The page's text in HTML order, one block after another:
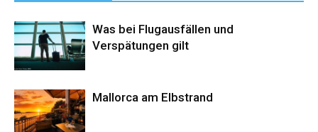
Was bei Flugausfällen und
Verspätungen gilt
Mallorca am Elbstrand